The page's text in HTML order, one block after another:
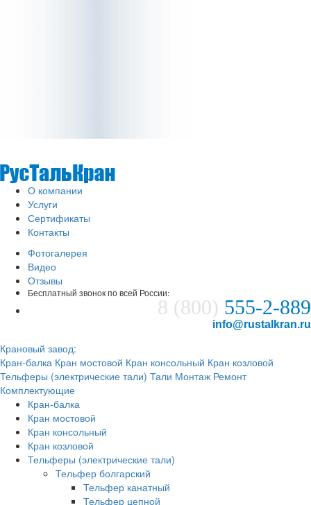
О компании
Услуги
Сертификаты
Контакты
Фотогалерея
Видео
Отзывы
Бесплатный звонок по всей России:
8 (800) 555-2-889
info@rustalkran.ru
Крановый завод:
Кран-балка Кран мостовой Кран консольный Кран козловой
Тельферы (электрические тали) Тали Монтаж Ремонт
Комплектующие
Кран-балка
Кран мостовой
Кран консольный
Кран козловой
Тельферы (электрические тали)
Тельфер болгарский
Тельфер канатный
Тельфер цепной